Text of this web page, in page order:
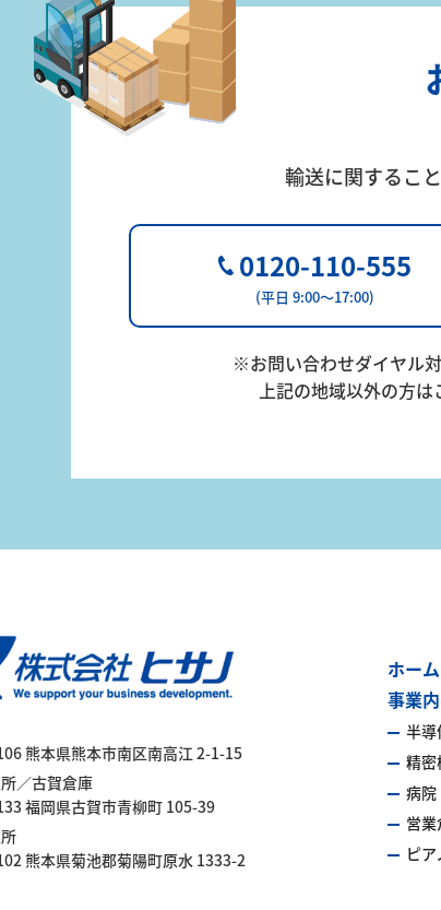
輸送に関すること
0120-110-555
(平日 9:00～17:00)
※お問い合わせダイヤル
上記の地域以外の方は
熊本県熊本市南区南高江 2-1-15
／古賀倉庫
福岡県古賀市青柳町 105-39
熊本県菊池郡菊陽町原水 1333-2
ホーム
事業
半導
精密
病院
営
ピ